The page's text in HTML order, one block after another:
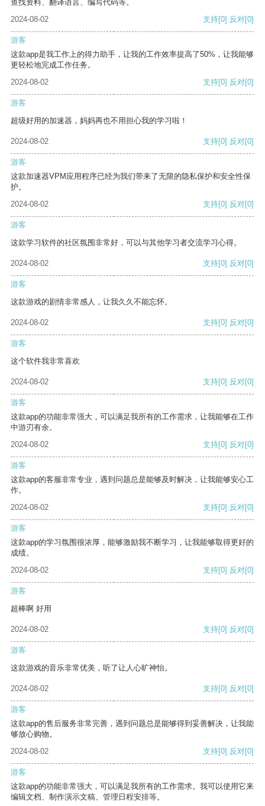
查找资料、翻译语言、编写代码等。
2024-08-02
支持[0] 反对[0]
游客
这款app是我工作上的得力助手，让我的工作效率提高了50%，让我能够
更轻松地完成工作任务。
2024-08-02
支持[0] 反对[0]
游客
超级好用的加速器，妈妈再也不用担心我的学习啦！
2024-08-02 支持[0] 反对[0]
游客
这款加速器VPM应用程序已经为我们带来了无限的隐私保护和安全性保
护。
2024-08-02
支持[0] 反对[0]
游客
这款学习软件的社区氛围非常好，可以与其他学习者交流学习心得。
2024-08-02 支持[0] 反对[0]
游客
这款游戏的剧情非常感人，让我久久不能忘怀。
2024-08-02 支持[0] 反对[0]
游客
这个软件我非常喜欢
2024-08-02 支持[0] 反对[0]
游客
这款app的功能非常强大，可以满足我所有的工作需求，让我能够在工作
中游刃有余。
2024-08-02
支持[0] 反对[0]
游客
这款app的客服非常专业，遇到问题总是能够及时解决，让我能够安心工
作。
2024-08-02
支持[0] 反对[0]
游客
这款app的学习氛围很浓厚，能够激励我不断学习，让我能够取得更好的
成绩。
2024-08-02
支持[0] 反对[0]
游客
超棒啊 好用
2024-08-02 支持[0] 反对[0]
游客
这款游戏的音乐非常优美，听了让人心旷神怡。
2024-08-02 支持[0] 反对[0]
游客
这款app的售后服务非常完善，遇到问题总是能够得到妥善解决，让我能
够放心购物。
2024-08-02
支持[0] 反对[0]
游客
这款app的功能非常强大，可以满足我所有的工作需求。我可以使用它来
编辑文档、制作演示文稿、管理日程安排等。